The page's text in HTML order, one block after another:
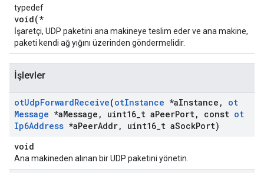
typedef
void(*
İşaretçi, UDP paketini ana makineye teslim eder ve ana makine,
paketi kendi ağ yığını üzerinden göndermelidir.
İşlevler
otUdpForwardReceive(otInstance *aInstance ,
ot
Message *aMessage , uint16 t aPeerPort, const ot
Ip6Address *aPeerAddr, uint16 t aSockPort)
void
Ana makineden alınan bir UDP paketini yönetin.